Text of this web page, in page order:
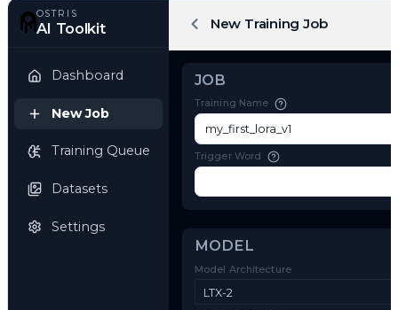
OSTRIS
AI Toolkit
New Job
Training Queue
JOB
Training Name